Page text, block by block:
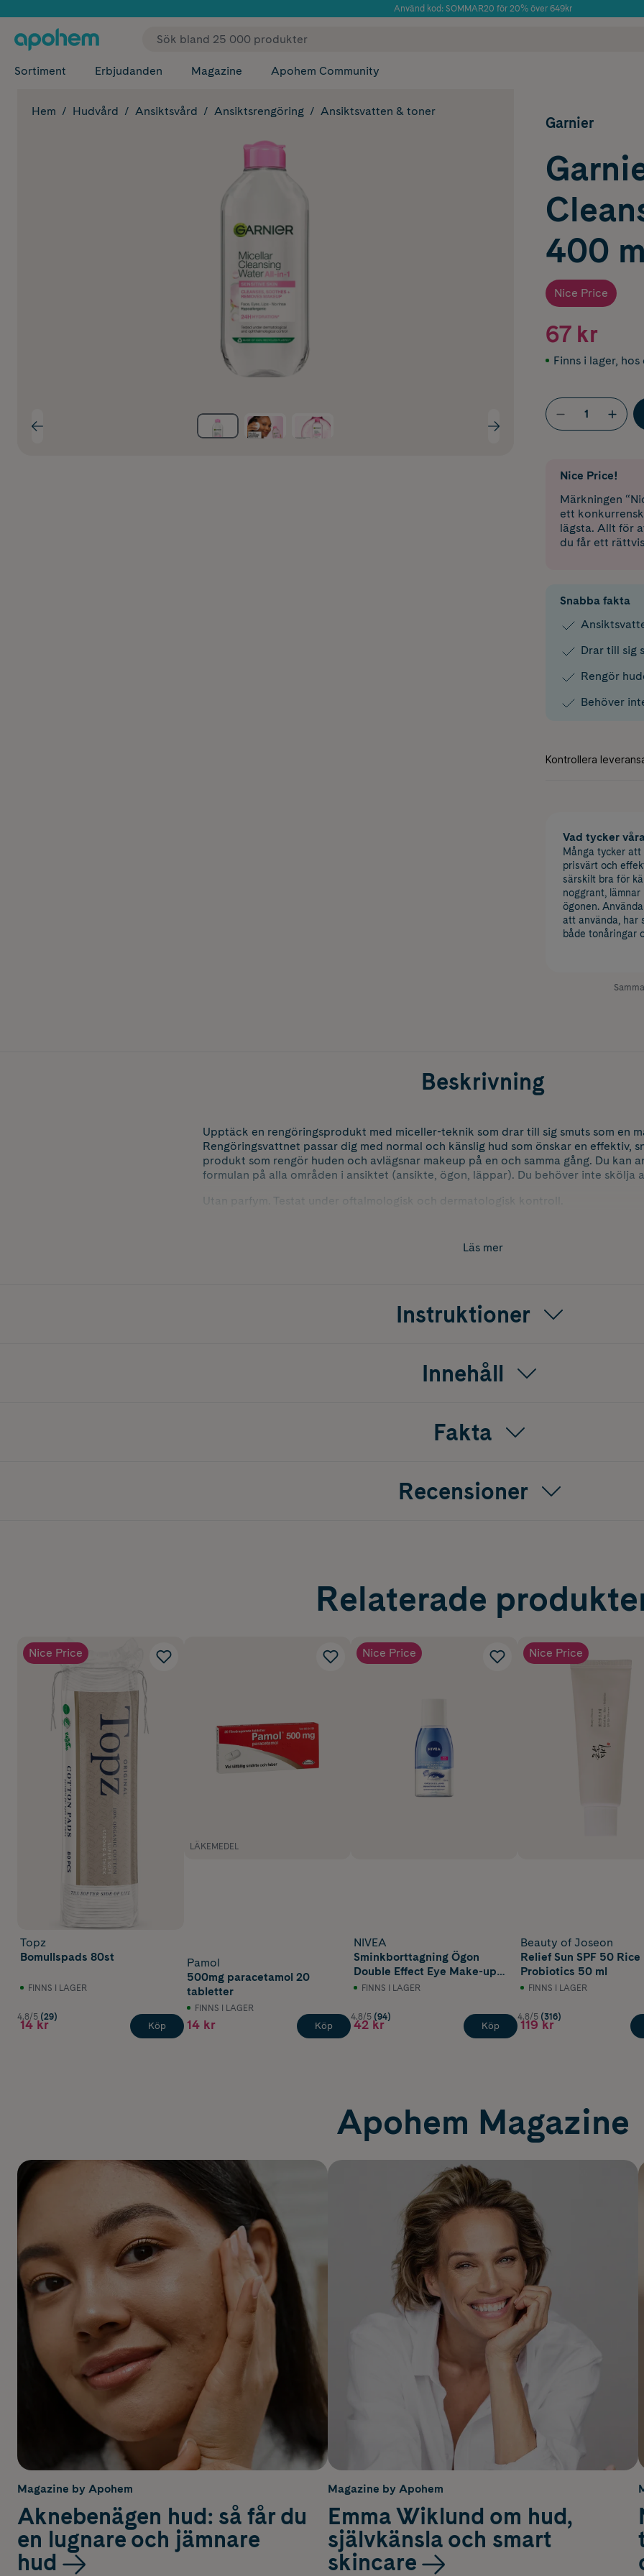
Använd kod: SOMMAR20 för 20% över 649kr
✓ Fri frakt
Sortiment Erbjudanden Magazine Apohem Community
Hem Hudvård Ansiktsvård Ansiktsrengöring Ansiktsvatten & toner
Garnier
400
Nice Price
67 kr
Finns i lager, hos
Nice Price!
Märkningen
ett
lägsta. Allt för
du får ett
Snabba fakta
Drar till sig
Rengör
Behöver
Vad tycker
Många tycker
prisvärt och
särskilt bra för
noggrant,
ögonen.
att använda, har
både tonåringar
Beskrivning
Upptäck en rengöringsprodukt med miceller-teknik som drar till sig smuts som en
Rengöringsvattnet passar dig med normal och känslig hud som önskar en effektiv,
produkt som rengör huden och avlägsnar makeup på en och samma gång. Du kan
formulan på alla områden i ansiktet (ansikte, ögon, läppar). Du behöver inte skölja
Utan parfym. Testat under oftalmologisk och dermatologisk kontroll.
Läs mer
Instruktioner
Innehåll
Fakta
Recensioner
Relaterade
Nice Price
Topz
Bomullspads 80st
FINNS I LAGER
4.8/5 (29)
14 kr Köp
LÄKEMEDEL
Pamol
500mg paracetamol 20
tabletter
FINNS I LAGER
14 kr Köp
Nice Price
NIVEA
Sminkborttagning Ögon
Double Effect Eye Make-up
Remover 125 ml
FINNS I LAGER
4.8/5 (94)
42 kr Köp
Nice Price
Beauty of Joseon
Relief Sun SPF 50 Rice
Probiotics 50 ml
FINNS I LAGER
4.8/5 (316)
119 kr
Apohem Magazine
Magazine by Apohem
Aknebenägen hud: så får du
en lugnare och jämnare
hud
Magazine by Apohem
Emma Wiklund om hud,
självkänsla och smart
skincare